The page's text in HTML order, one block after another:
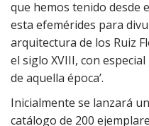
que hemos tenido desde
esta efemérides para
arquitectura de los Ruiz
el siglo XVIII, con
de aquella época’.
Inicialmente se lanzará
catálogo de 200